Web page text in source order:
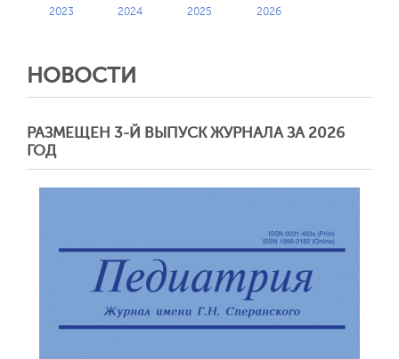
2023 2024 2025 2026
НОВОСТИ
РАЗМЕЩЕН 3-Й ВЫПУСК ЖУРНАЛА ЗА 2026
ГОД